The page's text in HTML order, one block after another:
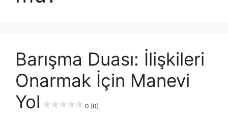
Barışma Duası: İlişkileri
Onarmak İçin Manevi
Yol
0 (0)